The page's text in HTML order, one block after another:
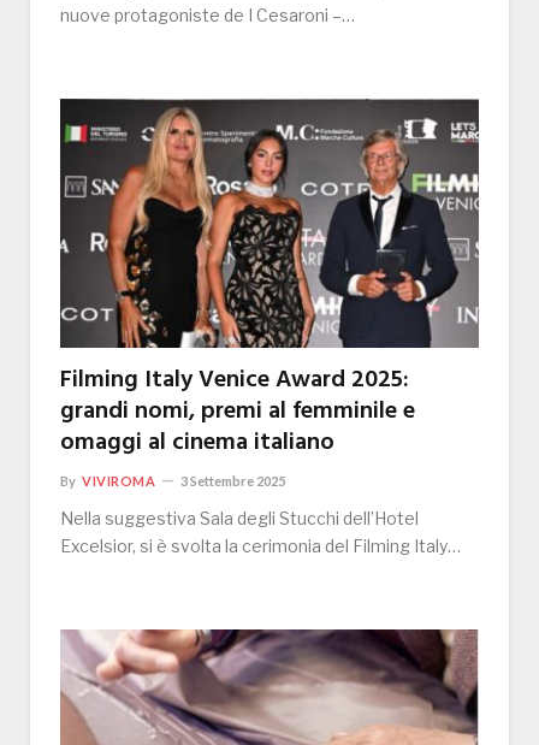
nuove protagoniste de I Cesaroni –…
Filming Italy Venice Award 2025:
grandi nomi, premi al femminile e
omaggi al cinema italiano
By VIVIROMA 3 Settembre 2025
Nella suggestiva Sala degli Stucchi dell’Hotel
Excelsior, si è svolta la cerimonia del Filming Italy…